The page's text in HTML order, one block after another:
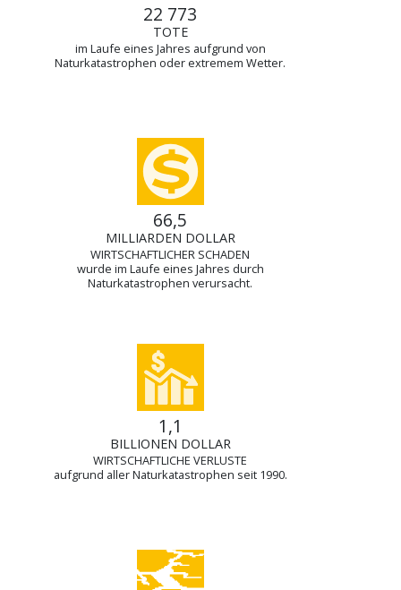
22 773
TOTE
im Laufe eines Jahres aufgrund von
Naturkatastrophen oder extremem Wetter.
66,5
MILLIARDEN DOLLAR
WIRTSCHAFTLICHER SCHADEN
wurde im Laufe eines Jahres durch
Naturkatastrophen verursacht.
1,1
BILLIONEN DOLLAR
WIRTSCHAFTLICHE VERLUSTE
aufgrund aller Naturkatastrophen seit 1990.